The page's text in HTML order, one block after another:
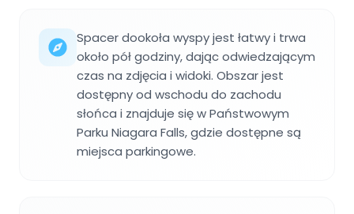
Spacer dookoła wyspy jest łatwy i trwa
około pół godziny, dając odwiedzającym
czas na zdjęcia i widoki. Obszar jest
dostępny od wschodu do zachodu
słońca i znajduje się w Państwowym
Parku Niagara Falls, gdzie dostępne są
miejsca parkingowe.